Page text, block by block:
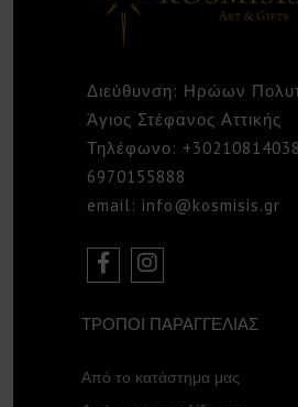
Διεύθυνση: Ηρώων
Άγιος Στέφανος Αττικής
Τηλέφωνο:
6970155888
email: info@kosmisis.gr
ΤΡΟΠΟΙ ΠΑΡΑΓΓΕΛΙΑΣ
Από το κατάστημα μας